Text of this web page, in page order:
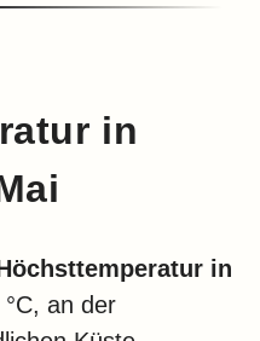
in
in
°C, an der